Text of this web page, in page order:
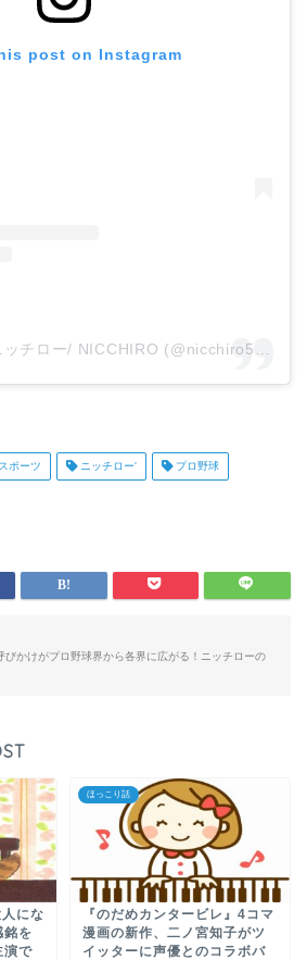
post on Instagram
ポーツ ニッチロー' プロ野球
びかけがプロ野球界から各界に広がる！ニッチローの
にな
銘を
演で
ほっこり話
『のだめカンタービレ』4コマ
漫画の新作、二ノ宮知子がツ
イッターに声優とのコラボバ